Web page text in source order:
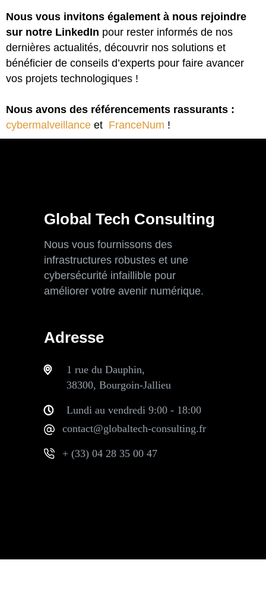
Nous vous invitons également à nous rejoindre
sur notre LinkedIn pour rester informés de nos
dernières actualités, découvrir nos solutions et
bénéficier de conseils d’experts pour faire avancer
vos projets technologiques !
Nous avons des référencements rassurants :
cybermalveillance et FranceNum !
Global Tech Consulting
Nous vous fournissons des
infrastructures robustes et une
cybersécurité infaillible pour
améliorer votre avenir numérique.
Adresse
1 rue du Dauphin,
38300, Bourgoin-Jallieu
Lundi au vendredi 9:00 - 18:00
contact@globaltech-consulting.fr
+ (33) 04 28 35 00 47